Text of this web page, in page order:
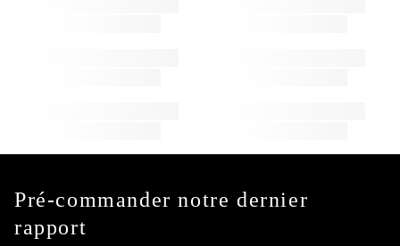
Pré-commander notre dernier
rapport